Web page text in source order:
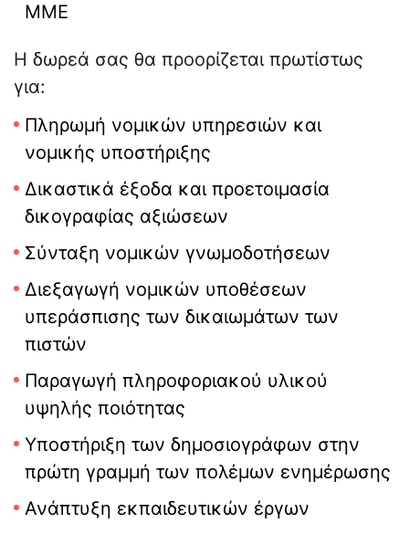
ΜΜΕ
Η δωρεά σας θα προορίζεται πρωτίστως
για:
Πληρωμή νομικών υπηρεσιών και
νομικής υποστήριξης
Δικαστικά έξοδα και προετοιμασία
δικογραφίας αξιώσεων
Σύνταξη νομικών γνωμοδοτήσεων
Διεξαγωγή νομικών υποθέσεων
υπεράσπισης των δικαιωμάτων των
πιστών
Παραγωγή πληροφοριακού υλικού
υψηλής ποιότητας
Υποστήριξη των δημοσιογράφων στην
πρώτη γραμμή των πολέμων ενημέρωσης
Ανάπτυξη εκπαιδευτικών έργων